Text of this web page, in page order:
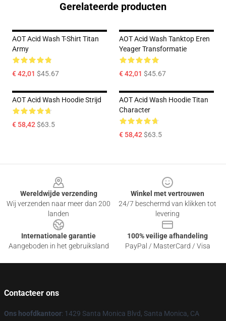
Gerelateerde producten
AOT Acid Wash T-Shirt Titan
Army
€ 42,01 $45.67
AOT Acid Wash Tanktop Eren
Yeager Transformatie
€ 42,01 $45.67
AOT Acid Wash Hoodie Strijd
€ 58,42$63.5
AOT Acid Wash Hoodie Titan
Character
€ 58,42$63.5
Wereldwijde verzending
Wij verzenden naar meer dan 200
landen
Winkel met vertrouwen
24/7 beschermd van klikken tot
levering
Internationale garantie
Aangeboden in het gebruiksland
100% veilige afhandeling
PayPal / MasterCard / Visa
Contacteer ons
Ons hoofdkantoor: 1429 Santa Monica Blvd, Santa Monica, CA